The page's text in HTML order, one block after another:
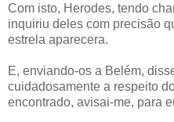
Com isto, Herodes, tendo
inquiriu deles com precisão
estrela aparecera.
E, enviando-os a Belém,
cuidadosamente a respeito
encontrado, avisai-me, para